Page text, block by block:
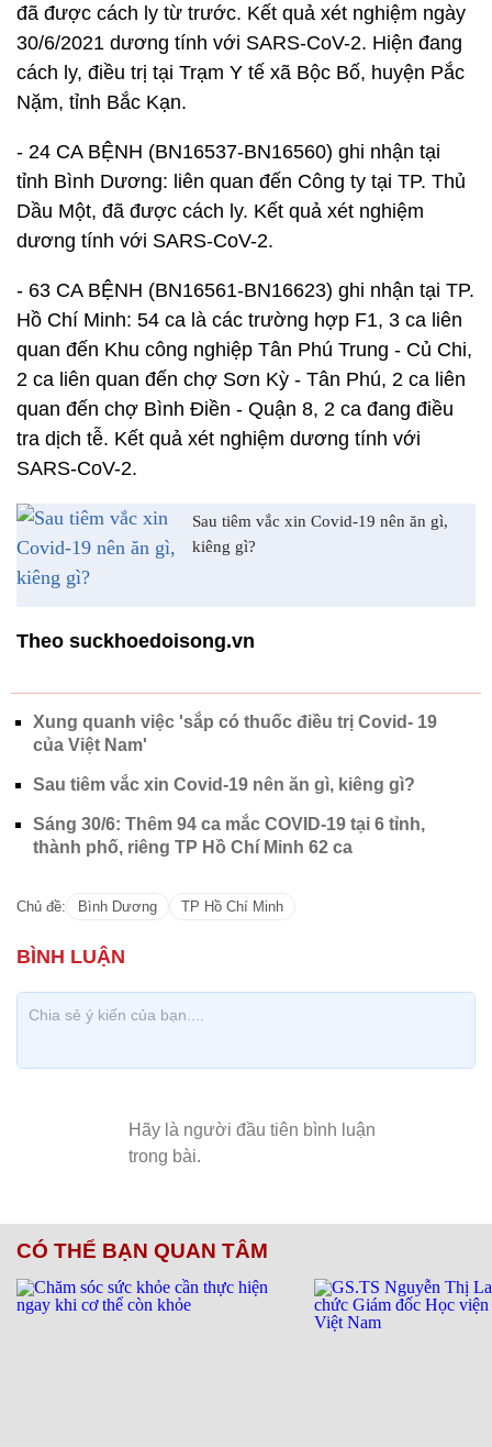
đã được cách ly từ trước. Kết quả xét nghiệm ngày
30/6/2021 dương tính với SARS-CoV-2. Hiện đang
cách ly, điều trị tại Trạm Y tế xã Bộc Bố, huyện Pắc
Nặm, tỉnh Bắc Kạn.
- 24 CA BỆNH (BN16537-BN16560) ghi nhận tại
tỉnh Bình Dương: liên quan đến Công ty tại TP. Thủ
Dầu Một, đã được cách ly. Kết quả xét nghiệm
dương tính với SARS-CoV-2.
- 63 CA BỆNH (BN16561-BN16623) ghi nhận tại TP.
Hồ Chí Minh: 54 ca là các trường hợp F1, 3 ca liên
quan đến Khu công nghiệp Tân Phú Trung - Củ Chi,
2 ca liên quan đến chợ Sơn Kỳ - Tân Phú, 2 ca liên
quan đến chợ Bình Điền - Quận 8, 2 ca đang điều
tra dịch tễ. Kết quả xét nghiệm dương tính với
SARS-CoV-2.
Sau tiêm vắc xin Covid-19 nên ăn gì,
kiêng gì?
Theo suckhoedoisong.vn
Xung quanh việc 'sắp có thuốc điều trị Covid- 19
của Việt Nam'
Sau tiêm vắc xin Covid-19 nên ăn gì, kiêng gì?
Sáng 30/6: Thêm 94 ca mắc COVID-19 tại 6 tỉnh,
thành phố, riêng TP Hồ Chí Minh 62 ca
Chủ đề: Bình Dương TP Hồ Chí Minh
CÓ THỂ BẠN QUAN TÂM